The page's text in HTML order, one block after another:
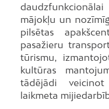
mājokļu un
pilsētas
pasažieru
tūrismu,
kultūras
tādējādi
laikmeta